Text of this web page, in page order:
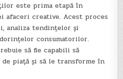
este prima etapă în
afaceri creative. Acest proces
analiza tendințelor și
consumatorilor.
să fie capabili să
piață și să le transforme în